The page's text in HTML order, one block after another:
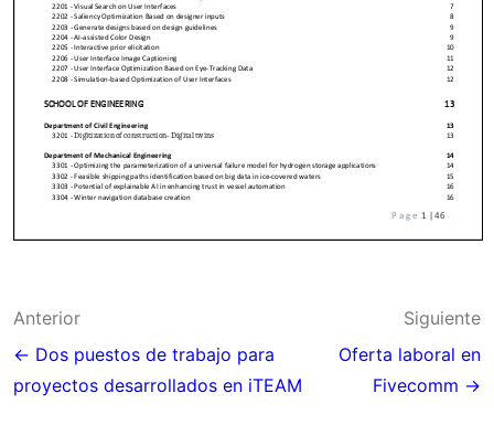
Navegación
de
entradas
Anterior
← Dos puestos de trabajo para
proyectos desarrollados en iTEAM
Siguiente
Oferta laboral en
Fivecomm →